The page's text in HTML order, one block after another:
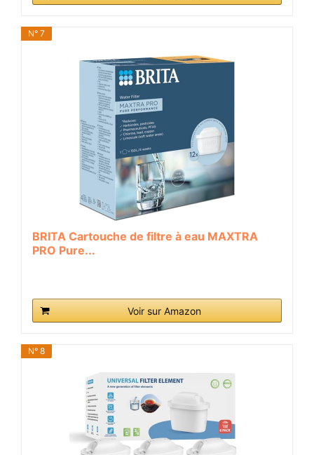
N° 7
BRITA Cartouche de filtre à eau MAXTRA
PRO Pure...
Voir sur Amazon
N° 8